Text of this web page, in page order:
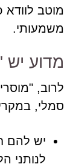
מוטב
משמעותי.
מדוע יש
לרוב,
סמלי,
יש להם
לנותני